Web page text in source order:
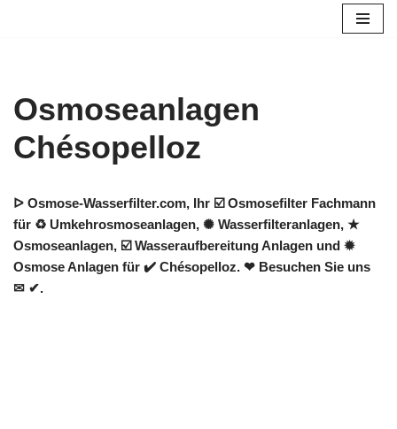
Osmoseanlagen
Chésopelloz
ᐅ Osmose-Wasserfilter.com, Ihr ☑️ Osmosefilter Fachmann
für ♻ Umkehrosmoseanlagen, ✺ Wasserfilteranlagen, ★
Osmoseanlagen, ☑️ Wasseraufbereitung Anlagen und ✹
Osmose Anlagen für ✔️ Chésopelloz. ❤ Besuchen Sie uns
✉ ✔.